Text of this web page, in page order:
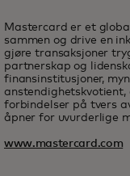
Mastercard er et
sammen og drive en
gjøre transaksjoner
partnerskap og
finansinstitusjoner,
forbindelser på tvers
åpner for uvurderlige
www.mastercard.com